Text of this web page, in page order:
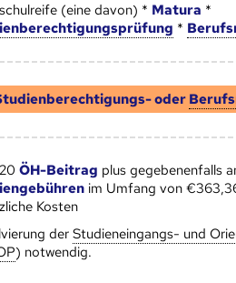
(eine davon) * Matura *
*
oder
ÖH-Beitrag plus gegebenenfalls
im Umfang von
Kosten
derStudieneingangs- und
) notwendig.